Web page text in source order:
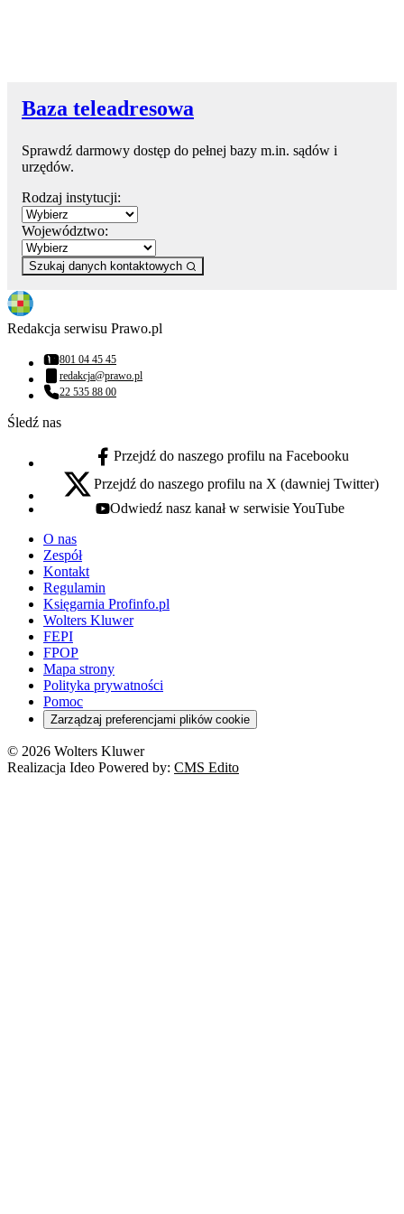
Baza teleadresowa
Sprawdź darmowy dostęp do pełnej bazy m.in. sądów i
urzędów.
Rodzaj instytucji:
Województwo:
Szukaj danych kontaktowych
Redakcja serwisu Prawo.pl
Numer telefonu:
801 04 45 45
Adres email:
redakcja@prawo.pl
Numer telefonu:
22 535 88 00
Śledź nas
facebook - otwiera się w nowej karcie
Przejdź do naszego profilu na Facebooku
x - otwiera się w nowej karcie
Przejdź do naszego profilu na X (dawniej Twitter)
youtube - otwiera się w nowej karcie
Odwiedź nasz kanał w serwisie YouTube
O nas
Zespół
Kontakt
Regulamin
Księgarnia Profinfo.pl
Wolters Kluwer
FEPI
FPOP
Mapa strony
Polityka prywatności
Pomoc
Zarządzaj preferencjami plików cookie
© 2026 Wolters Kluwer
Realizacja Ideo Powered by: CMS Edito